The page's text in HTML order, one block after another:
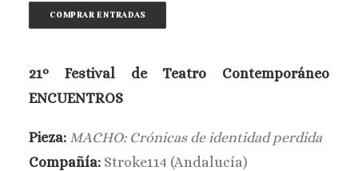
EL ESPACIO
BUSCAR
COMPRAR ENTRADAS
21º Festival de Teatro Contemporáneo
ENCUENTROS
Pieza: MACHO: Crónicas de identidad perdida
Compañía: Stroke114 (Andalucía)